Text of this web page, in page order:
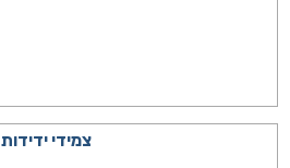
צמידי ידידות